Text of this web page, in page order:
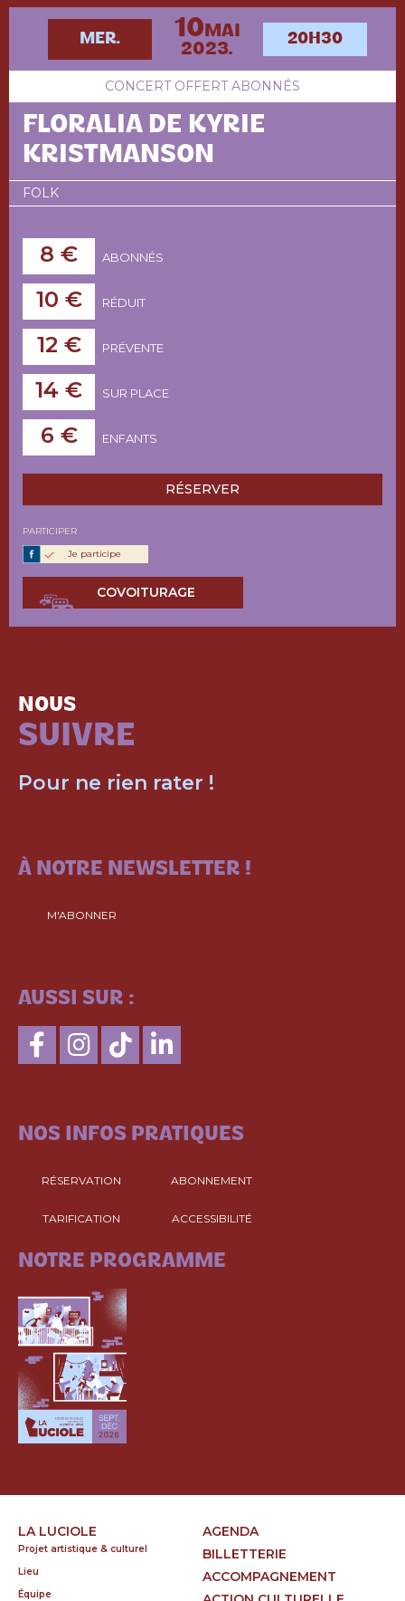
MER. 10MAI
2023.
20H30
CONCERT OFFERT ABONNÉS
FLORALIA DE KYRIE
KRISTMANSON
FOLK
8 € ABONNÉS
10 € RÉDUIT
12 € PRÉVENTE
14 € SUR PLACE
6 € ENFANTS
RÉSERVER
PARTICIPER
Je participe
COVOITURAGE
NOUS
SUIVRE
Pour ne rien rater !
À NOTRE NEWSLETTER !
M'ABONNER
AUSSI SUR :
NOS INFOS PRATIQUES
RÉSERVATION ABONNEMENT
TARIFICATION ACCESSIBILITÉ
NOTRE PROGRAMME
LA LUCIOLE
Projet artistique & culturel
Lieu
Équipe
AGENDA
BILLETTERIE
ACCOMPAGNEMENT